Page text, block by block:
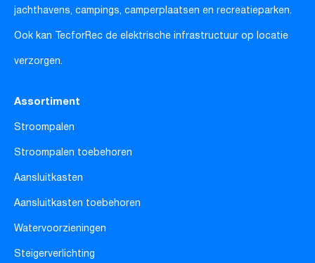
jachthavens, campings, camperplaatsen en recreatieparken.
Ook kan TecforRec de elektrische infrastructuur op locatie
verzorgen.
Assortiment
Stroompalen
Stroompalen toebehoren
Aansluitkasten
Aansluitkasten toebehoren
Watervoorzieningen
Steigerverlichting